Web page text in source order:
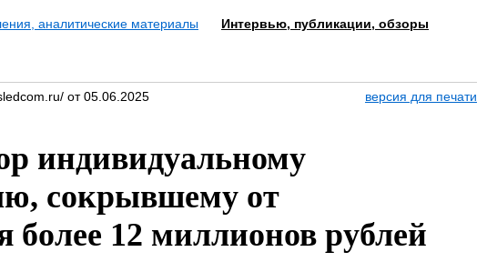
аналитические материалы
Интервью, публикации, обзоры
от 05.06.2025
версия для печати
индивидуальному
сокрывшему от
более 12 миллионов рублей